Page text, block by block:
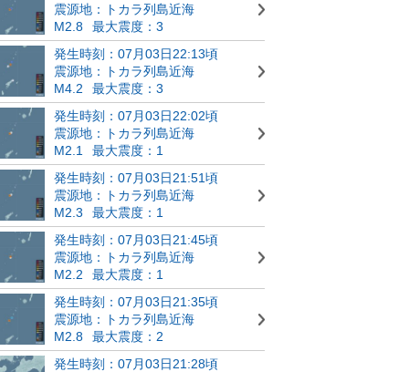
震源地：トカラ列島近海
M2.8
最大震度：3
発生時刻：07月03日22:13頃
震源地：トカラ列島近海
M4.2
最大震度：3
発生時刻：07月03日22:02頃
震源地：トカラ列島近海
M2.1
最大震度：1
発生時刻：07月03日21:51頃
震源地：トカラ列島近海
M2.3
最大震度：1
発生時刻：07月03日21:45頃
震源地：トカラ列島近海
M2.2
最大震度：1
発生時刻：07月03日21:35頃
震源地：トカラ列島近海
M2.8
最大震度：2
発生時刻：07月03日21:28頃